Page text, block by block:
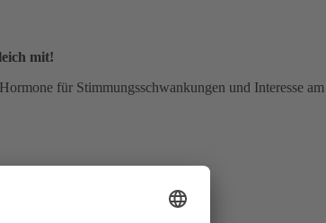
mit!
für Stimmungsschwankungen und Interesse